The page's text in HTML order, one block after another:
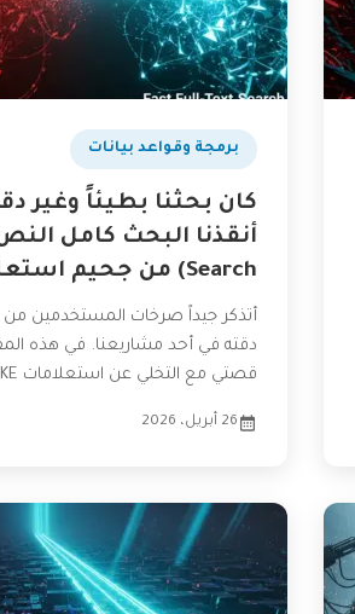
برمجة وقواعد بيانات
كان بحثنا بطيئاً وغير
Search) من جحيم استعلامات LIKE؟
أتذكر جيداً صرخات المستخدمين
دقته في أحد مشاريعنا. في هذه
26 أبريل، 2026